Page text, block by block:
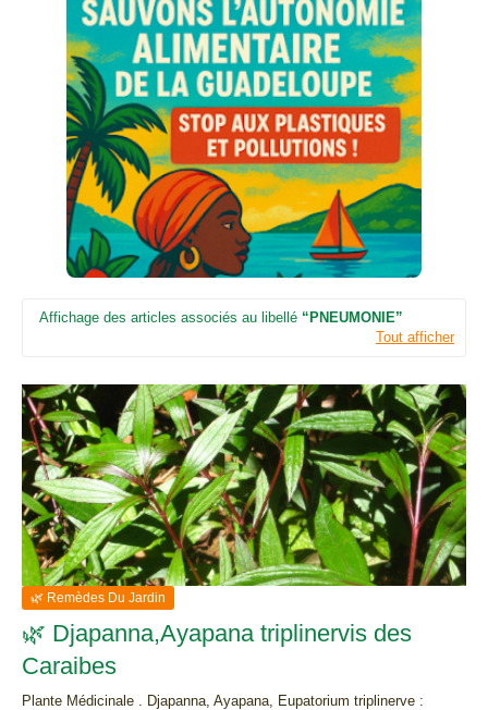
Affichage des articles associés au libellé
PNEUMONIE
Tout afficher
🌿 Remèdes Du Jardin
🌿 Djapanna,Ayapana triplinervis des
Caraibes
Plante Médicinale . Djapanna, Ayapana, Eupatorium triplinerve :